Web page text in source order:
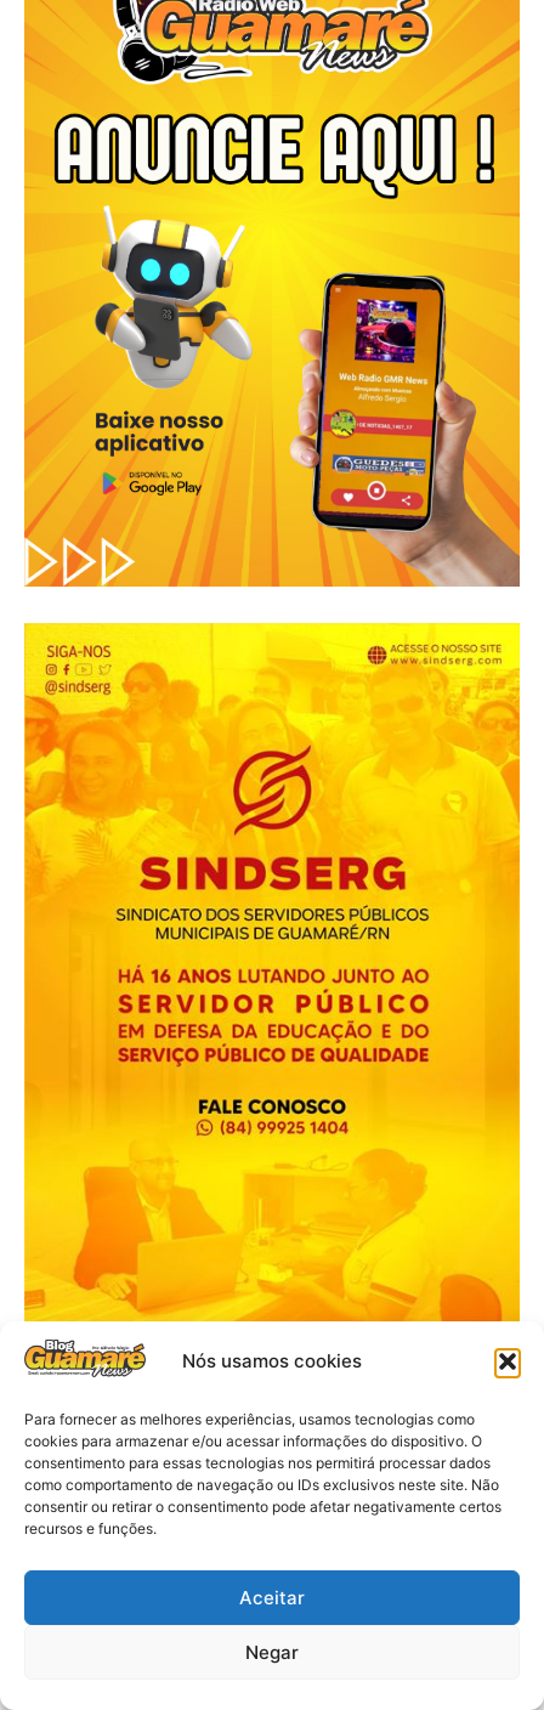
Nós usamos cookies
Para fornecer as melhores experiências, usamos tecnologias como
cookies para armazenar e/ou acessar informações do dispositivo. O
consentimento para essas tecnologias nos permitirá processar dados
como comportamento de navegação ou IDs exclusivos neste site. Não
consentir ou retirar o consentimento pode afetar negativamente certos
recursos e funções.
Aceitar
Negar